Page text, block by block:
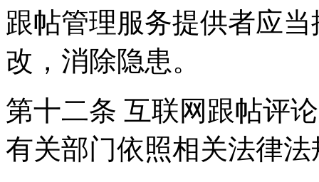
跟帖管理服务提供者应
改，消除隐患。
第十二条 互联网跟帖评
有关部门依照相关法律